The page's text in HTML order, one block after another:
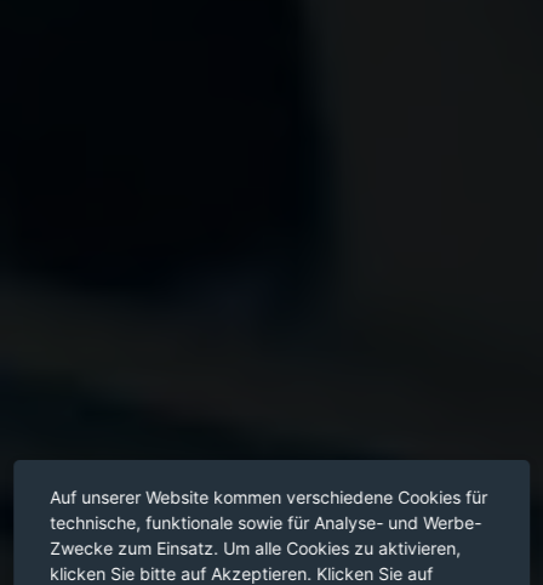
Auf unserer Website kommen verschiedene Cookies für
technische, funktionale sowie für Analyse- und Werbe-
Zwecke zum Einsatz. Um alle Cookies zu aktivieren,
klicken Sie bitte auf Akzeptieren. Klicken Sie auf